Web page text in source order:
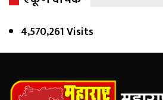
4,570,261 Visits